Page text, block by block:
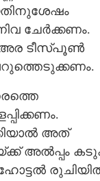
ചേർക്കണം.
അര ടീസ്‌പൂൺ
അത്
അൽപ്പം